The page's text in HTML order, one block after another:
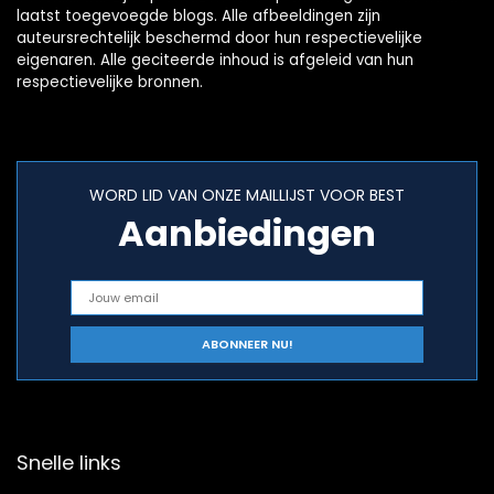
laatst toegevoegde blogs. Alle afbeeldingen zijn
auteursrechtelijk beschermd door hun respectievelijke
eigenaren. Alle geciteerde inhoud is afgeleid van hun
respectievelijke bronnen.
WORD LID VAN ONZE MAILLIJST VOOR BEST
Aanbiedingen
Snelle links